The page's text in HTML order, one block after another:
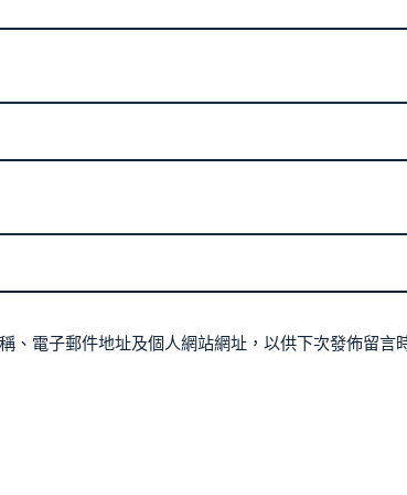
、電子郵件地址及個人網站網址，以供下次發佈留言